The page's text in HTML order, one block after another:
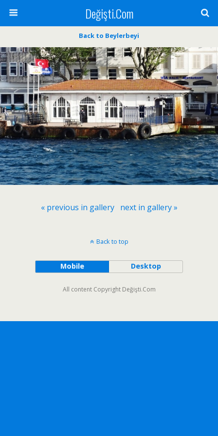
Değişti.Com
Back to Beylerbeyi
« previous in gallery next in gallery »
Back to top
Mobile Desktop
All content Copyright Değişti.Com